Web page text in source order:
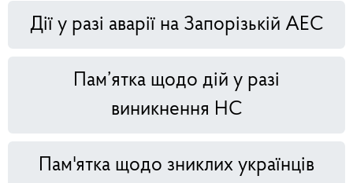
Дії у разі аварії на Запорізькій АЕС
Пам’ятка щодо дій у разі
виникнення НС
Пам'ятка щодо зниклих українців